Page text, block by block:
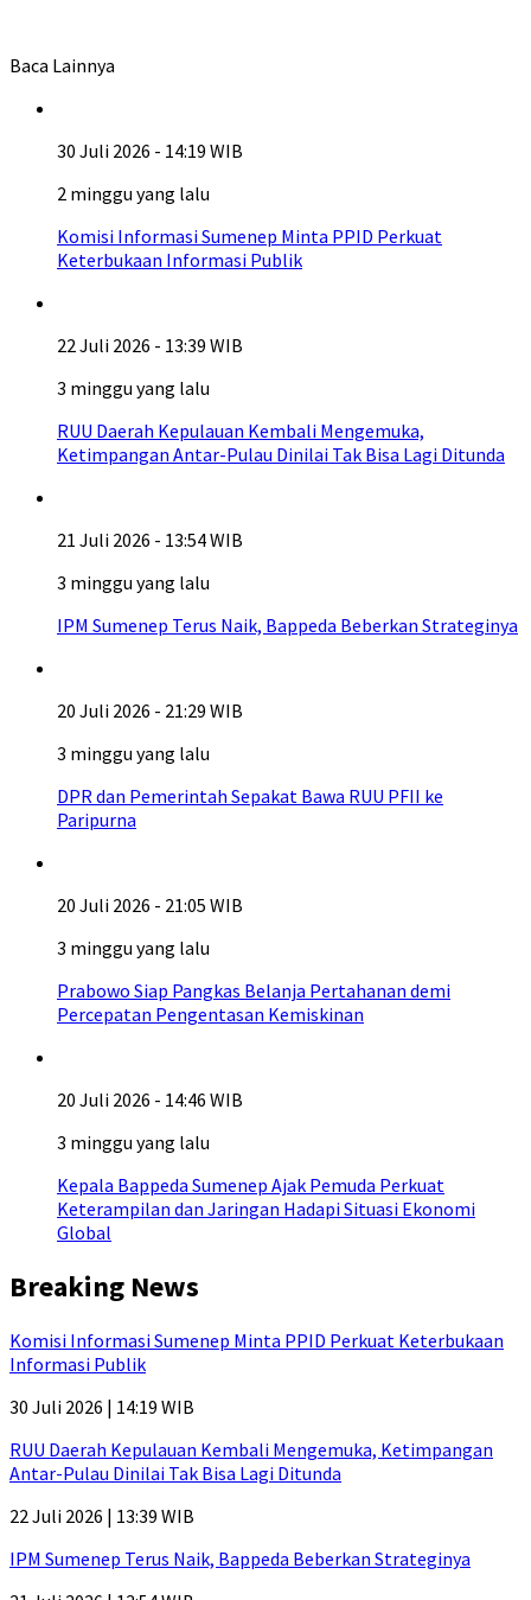
Baca Lainnya
30 Juli 2026 - 14:19 WIB
2 minggu yang lalu
Komisi Informasi Sumenep Minta PPID Perkuat
Keterbukaan Informasi Publik
22 Juli 2026 - 13:39 WIB
3 minggu yang lalu
RUU Daerah Kepulauan Kembali Mengemuka,
Ketimpangan Antar-Pulau Dinilai Tak Bisa Lagi Ditunda
21 Juli 2026 - 13:54 WIB
3 minggu yang lalu
IPM Sumenep Terus Naik, Bappeda Beberkan Strateginya
20 Juli 2026 - 21:29 WIB
3 minggu yang lalu
DPR dan Pemerintah Sepakat Bawa RUU PFII ke
Paripurna
20 Juli 2026 - 21:05 WIB
3 minggu yang lalu
Prabowo Siap Pangkas Belanja Pertahanan demi
Percepatan Pengentasan Kemiskinan
20 Juli 2026 - 14:46 WIB
3 minggu yang lalu
Kepala Bappeda Sumenep Ajak Pemuda Perkuat
Keterampilan dan Jaringan Hadapi Situasi Ekonomi
Global
Breaking News
Komisi Informasi Sumenep Minta PPID Perkuat Keterbukaan
Informasi Publik
30 Juli 2026 | 14:19 WIB
RUU Daerah Kepulauan Kembali Mengemuka, Ketimpangan
Antar-Pulau Dinilai Tak Bisa Lagi Ditunda
22 Juli 2026 | 13:39 WIB
IPM Sumenep Terus Naik, Bappeda Beberkan Strateginya